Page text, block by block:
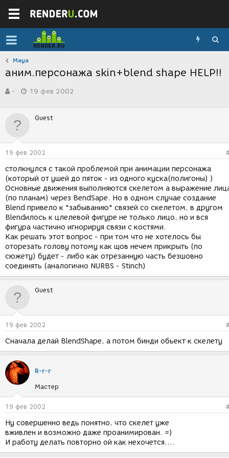
Maya
аним.персонажа skin+blend shape HELP!!
в
р
м
-
а
д
н
и
я
19 фев 2002
Guest
19 фев 2002
столкнулся с такой проблемой при анимации персонажа
(который от ушей до пяток - из одного куска(полигоны) )
Основные движения выполняются скелетом а выражение
(по планам) через BendSape. Но в одном случае создание
Blend привело к "забыванию" связей со скелетом, в другом
Blendилось к цлелевой фигуре не только лицо, но и вся
фигура частично игнорируя связи с костями.
Как решать этот вопрос - при том что не хотелось бы
оторезать голову потому как щов нечем прикрыть (по
сюжету) будет - либо как отрезанную часть безшовно
соединять (аналогично NURBS - Stinch)
Guest
19 фев 2002
Сначала делай BlendShape, а потом бинди обьект к скелету
R-r-r
Мастер
19 фев 2002
Ну совершенно ведь понятно, что скелет уже
вживлен и возможно даже проанимирован. =)
И работу делать повторно ой как нехочется....